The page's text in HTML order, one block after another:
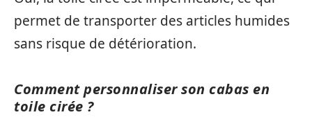
permet de transporter des articles humides
sans risque de détérioration.
Comment personnaliser son cabas en
toile cirée ?